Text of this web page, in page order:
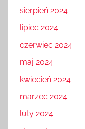
sierpień 2024
lipiec 2024
czerwiec 2024
maj 2024
kwiecień 2024
marzec 2024
luty 2024